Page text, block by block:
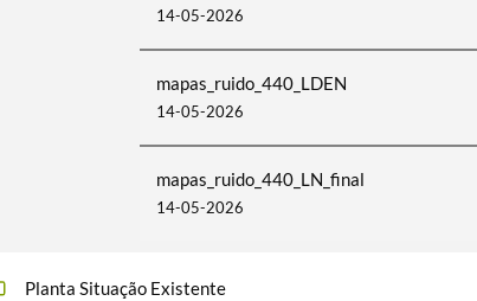
14-05-2026
mapas_ruido_440_LDEN
14-05-2026
mapas_ruido_440_LN_final
14-05-2026
Planta Situação Existente